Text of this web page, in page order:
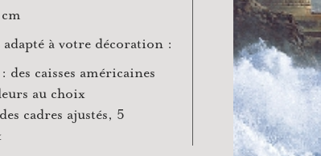
à votre décoration :
des caisses américaines
au choix
cadres ajustés, 5